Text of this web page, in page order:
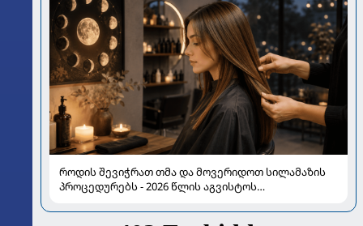
როდის შევიჭრათ თმა და მოვერიდოთ სილამაზის
პროცედურებს - 2026 წლის აგვისტოს